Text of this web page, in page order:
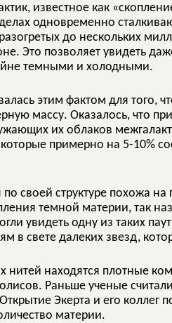
известное как
одновременно
до нескольких
Это позволяет увидеть
темными и холодными.
этим фактом для того,
массу. Оказалось, что
их облаков
примерно на 5-10%
по своей структуре похожа
темной материи, так
увидеть одну из таких
в свете далеких звезд,
нитей находятся плотные
Раньше ученые
Экерта и его коллег
материи.